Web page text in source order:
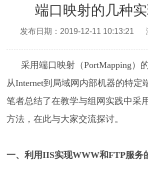
端口映射的几种
发布日期：2019-12-11 10:13:21
采用端口映射（PortMapping）
从Internet到局域网内部机器的特定
笔者总结了在教学与组网实践中采
方法，在此与大家交流探讨。
一、利用IIS实现WWW和FTP服务